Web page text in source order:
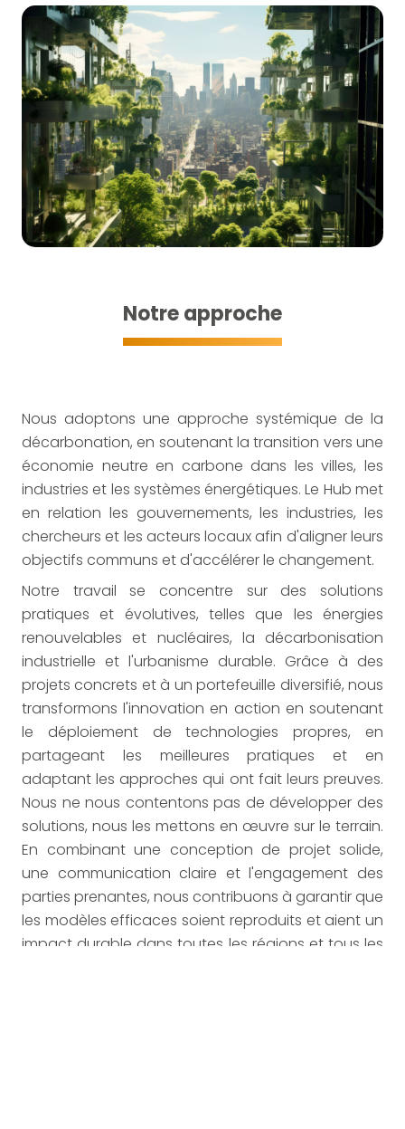
Notre approche
Nous adoptons une approche systémique de la
décarbonation, en soutenant la transition vers une
économie neutre en carbone dans les villes, les
industries et les systèmes énergétiques. Le Hub met
en relation les gouvernements, les industries, les
chercheurs et les acteurs locaux afin d'aligner leurs
objectifs communs et d'accélérer le changement.
Notre travail se concentre sur des solutions
pratiques et évolutives, telles que les énergies
renouvelables et nucléaires, la décarbonisation
industrielle et l'urbanisme durable. Grâce à des
projets concrets et à un portefeuille diversifié, nous
transformons l'innovation en action en soutenant
le déploiement de technologies propres, en
partageant les meilleures pratiques et en
adaptant les approches qui ont fait leurs preuves.
Nous ne nous contentons pas de développer des
solutions, nous les mettons en œuvre sur le terrain.
En combinant une conception de projet solide,
une communication claire et l'engagement des
parties prenantes, nous contribuons à garantir que
les modèles efficaces soient reproduits et aient un
impact durable dans toutes les régions et tous les